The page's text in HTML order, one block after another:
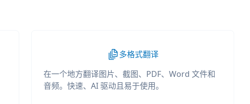
多格式翻译
在一个地方翻译图片、截图、PDF、Word 文件和
音频。快速、AI 驱动且易于使用。